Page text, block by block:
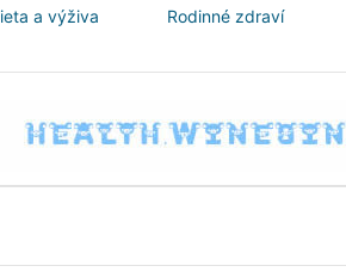
a výživa
Rodinné zdraví